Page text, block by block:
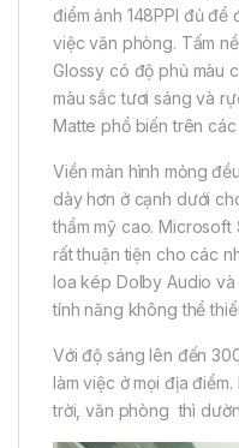
điểm ảnh 148PPI đủ để
việc văn phòng. Tấm
Glossy có độ phủ màu
màu sắc tươi sáng và
Matte phổ biến trên
Viền màn hình mỏng
dày hơn ở cạnh dưới
thẩm mỹ cao. Microsoft
rất thuận tiện cho các
loa kép Dolby Audio và
tính năng không thể
Với độ sáng lên đến
làm việc ở mọi địa
trời, văn phòng thì